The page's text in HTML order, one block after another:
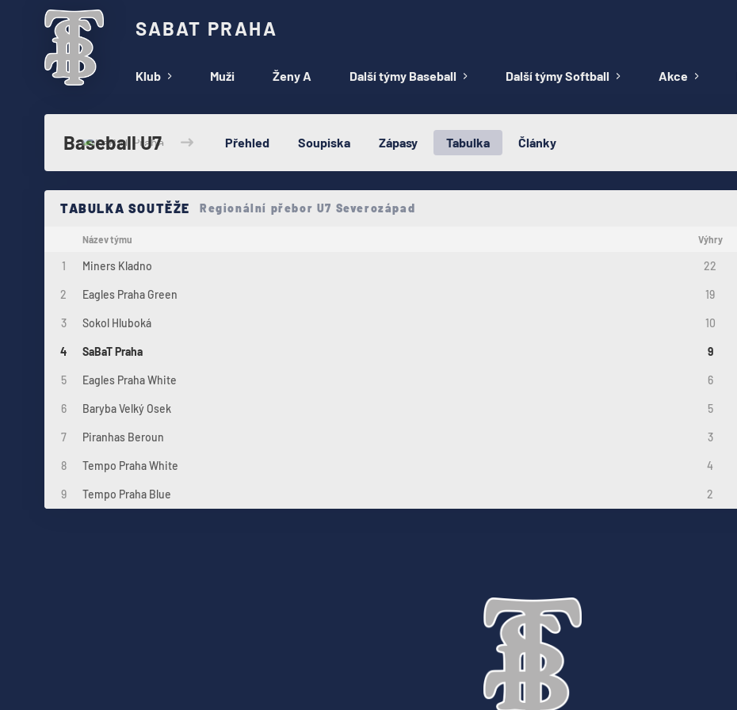
SABAT PRAHA
Klub Muži Ženy A Další týmy Baseball Další týmy Softball Akce
Baseball U7 Přehled Soupiska Zápasy Tabulka Články
TABULKA SOUTĚŽE Regionální přebor U7 Severozápad
Název týmu Výhry
1 Miners Kladno 22
2 Eagles Praha Green 19
3 Sokol Hluboká 10
4 SaBaT Praha 9
5 Eagles Praha White 6
6 Baryba Velký Osek 5
7 Piranhas Beroun 3
8 Tempo Praha White 4
9 Tempo Praha Blue 2